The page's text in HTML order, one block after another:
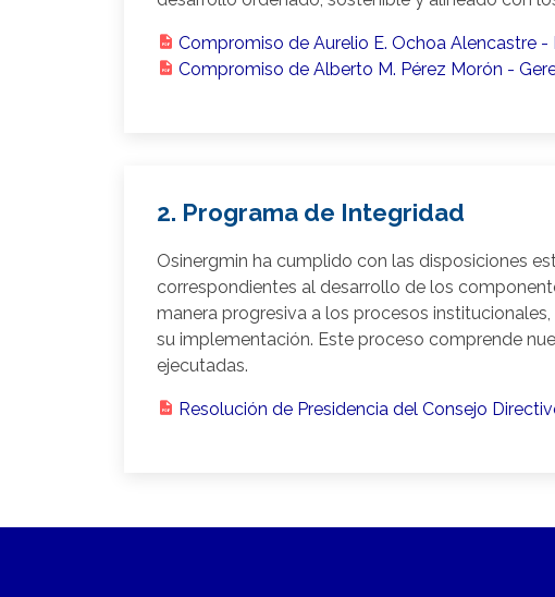
Compromiso de Aurelio E. Ochoa Alencastre
Compromiso de Alberto M. Pérez Morón -
2. Programa de Integridad
Osinergmin ha cumplido con las disposiciones
correspondientes al desarrollo de los
manera progresiva a los procesos
su implementación. Este proceso comprende
ejecutadas.
Resolución de Presidencia del Consejo